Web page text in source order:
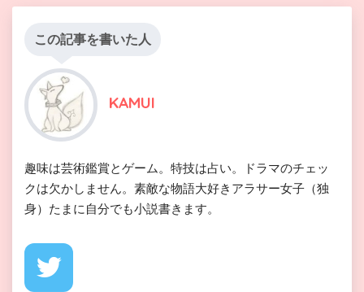
この記事を書いた人
KAMUI
趣味は芸術鑑賞とゲーム。特技は占い。ドラマのチェッ
クは欠かしません。素敵な物語大好きアラサー女子（独
身）たまに自分でも小説書きます。